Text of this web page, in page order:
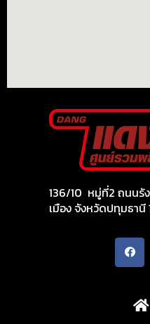
136/10 หมู่ที่2 ถนนรั
เมือง จังหวัดปทุมธานี